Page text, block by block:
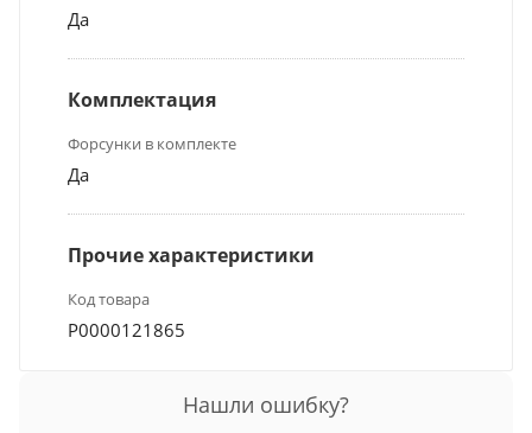
Да
Комплектация
Форсунки в комплекте
Да
Прочие характеристики
Код товара
Р0000121865
Нашли ошибку?